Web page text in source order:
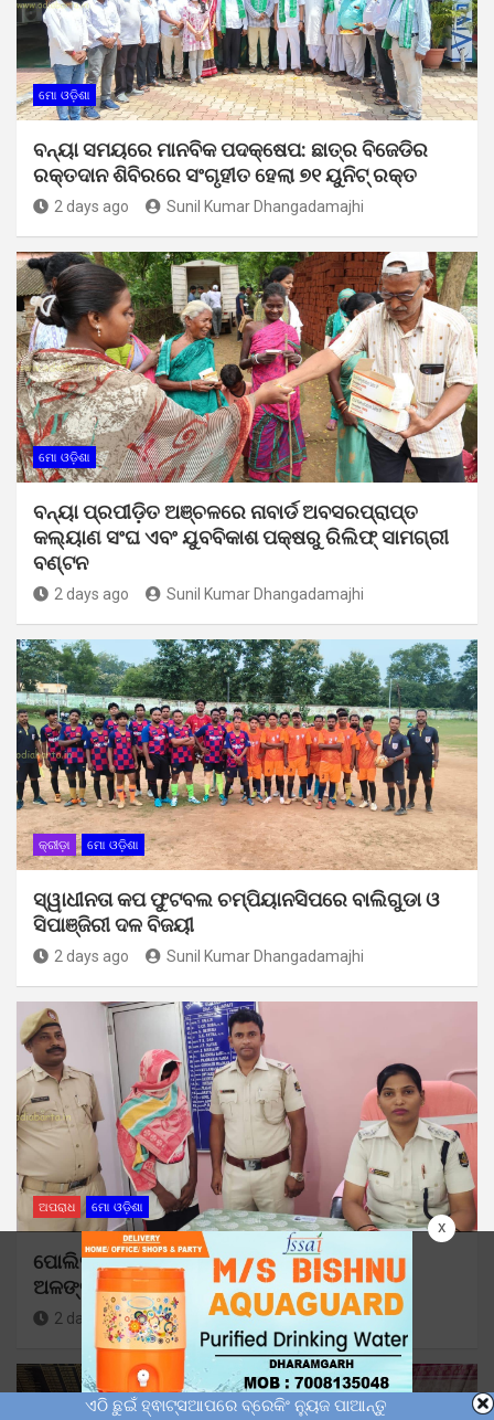
x
ମୋ ଓଡ଼ିଶା
ବନ୍ୟା ସମୟରେ ମାନବିକ ପଦକ୍ଷେପ: ଛାତ୍ର ବିଜେଡିର
ରକ୍ତଦାନ ଶିବିରରେ ସଂଗୃହୀତ ହେଲା ୭୧ ୟୁନିଟ୍ ରକ୍ତ
2 days ago Sunil Kumar Dhangadamajhi
ମୋ ଓଡ଼ିଶା
ବନ୍ୟା ପ୍ରପୀଡ଼ିତ ଅଞ୍ଚଳରେ ନାବାର୍ଡ ଅବସରପ୍ରାପ୍ତ
କଲ୍ୟାଣ ସଂଘ ଏବଂ ଯୁବବିକାଶ ପକ୍ଷରୁ ରିଲିଫ୍ ସାମଗ୍ରୀ
ବଣ୍ଟନ
2 days ago Sunil Kumar Dhangadamajhi
କ୍ରୀଡ଼ା ମୋ ଓଡ଼ିଶା
ସ୍ୱାଧୀନତା କପ ଫୁଟବଲ ଚମ୍ପିୟାନସିପରେ ବାଲିଗୁଡା ଓ
ସିପାଞ୍ଜିରୀ ଦଳ ବିଜୟୀ
2 days ago Sunil Kumar Dhangadamajhi
ଅପରାଧ ମୋ ଓଡ଼ିଶା
ପୋଲିସ ପକ୍ଷରୁ ଅଭିଯୁକ୍ତଙ୍କ କବଜାରୁ ଚୋରି ସୁନା
ଅଳଙ୍କାର ଜବତ: ଅଭିଯୁକ୍ତ ଗିରଫ
2 days ago Sunil Kumar Dhangadamajhi
ଏଠି ଛୁଇଁ ହ୍ଵାଟ୍ସଆପରେ ବ୍ରେକିଂ ନ୍ୟୁଜ ପାଆନ୍ତୁ